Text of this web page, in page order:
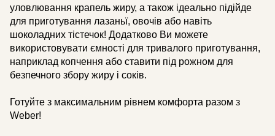
уловлювання крапель жиру, а також ідеально підійде
для приготування лазаньї, овочів або навіть
шоколадних тістечок! Додатково Ви можете
використовувати ємності для тривалого приготування,
наприклад копчення або ставити під рожном для
безпечного збору жиру і соків.
Готуйте з максимальним рівнем комфорта разом з
Weber!